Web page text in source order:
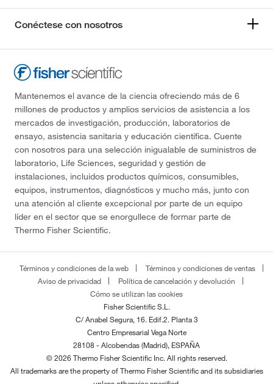
Conéctese con nosotros
Mantenemos el avance de la ciencia ofreciendo más de 6
millones de productos y amplios servicios de asistencia a los
mercados de investigación, producción, laboratorios de
ensayo, asistencia sanitaria y educación científica. Cuente
con nosotros para una selección inigualable de suministros de
laboratorio, Life Sciences, seguridad y gestión de
instalaciones, incluidos productos químicos, consumibles,
equipos, instrumentos, diagnósticos y mucho más, junto con
una atención al cliente excepcional por parte de un equipo
líder en el sector que se enorgullece de formar parte de
Thermo Fisher Scientific.
Términos y condiciones de la web
Términos y condiciones de ventas
Aviso de privacidad
Política de cancelación y devolución
Cómo se utilizan las cookies
Fisher Scientific S.L.
C/ Anabel Segura, 16. Edif.2. Planta 3
Centro Empresarial Vega Norte
28108 - Alcobendas (Madrid), ESPAÑA
© 2026 Thermo Fisher Scientific Inc. All rights reserved.
All trademarks are the property of Thermo Fisher Scientific and its subsidiaries